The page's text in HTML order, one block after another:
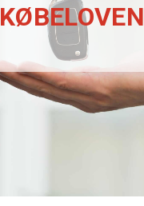
KØBELOVEN